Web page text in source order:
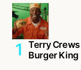
Terry
Burger King